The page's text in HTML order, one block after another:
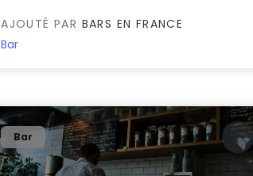
AJOUTÉ PAR BARS EN FRANCE
Bar
Bar